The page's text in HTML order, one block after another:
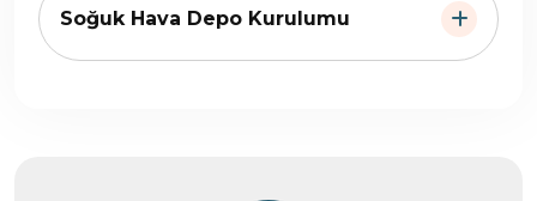
Soğuk Hava Depo Kurulumu